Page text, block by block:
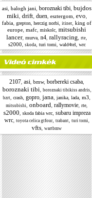
asi balogh jani boroznaki tibi bujdos
miki drift, duen, esztergom evo
fabia grepton herczig norbi itiner king of
europe mafc miskolc mitsubishi
lancer, murva n4 rallyracing rte
s2000
skoda, turi tomi wald4tel wrc
2107 asi bmw, borbereki csaba
boroznaki tibi boroznaki tibikiss andris,
bzrt crash gopro jana janika lada m3
mitsubishi onboard rallymovie rte
s2000 skoda fabia wrc, subaru impreza
wrc, toyota celica gtfour, trabant, turi tomi
vfts wartbmw